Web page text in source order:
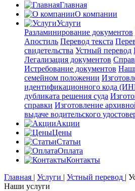
Главная
О компании
Услуги
Разламинирование документов
Апостиль Перевод текста
свидетельства Устный перевод
Легализация документов
Истребование документов
семейном положении
идентификационного кода
дубликата решения суда
справки Изготовление
выдаче водительского
Акции
Цены
Статьи
Оплата
Контакты
Главная | Услуги | Устный перевод |
Наши услуги